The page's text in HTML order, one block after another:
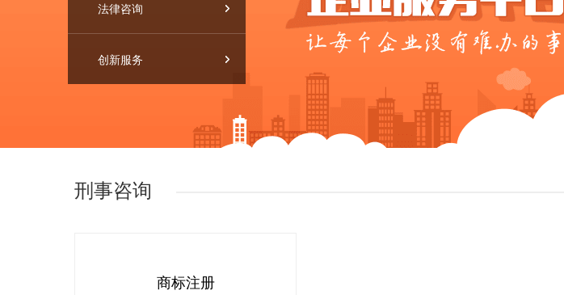
法律咨询
创新服务
科技服务
税审
法律文书服务
营销推广服务
刑事咨询
商标注册